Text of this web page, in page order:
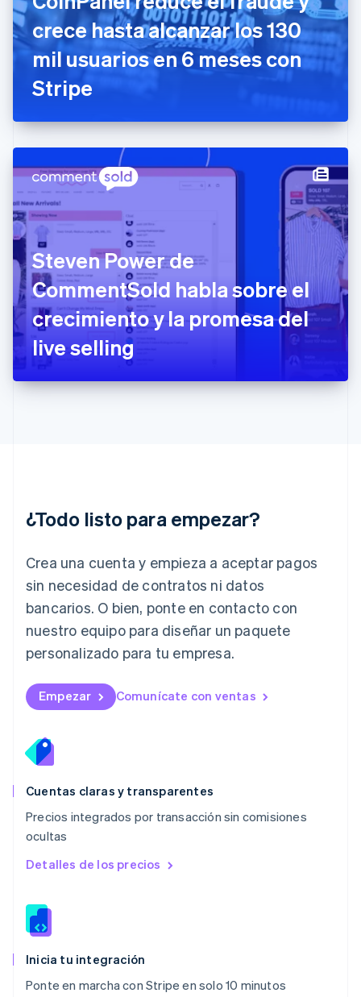
crece hasta alcanzar los 130
mil usuarios en 6 meses con
Stripe
Steven Power de
CommentSold habla sobre el
crecimiento y la promesa del
live selling
¿Todo listo para empezar?
Crea una cuenta y empieza a aceptar pagos
sin necesidad de contratos ni datos
bancarios. O bien, ponte en contacto con
nuestro equipo para diseñar un paquete
personalizado para tu empresa.
Empezar Comunícate con ventas
Cuentas claras y transparentes
Precios integrados por transacción sin comisiones
ocultas
Detalles de los precios
Inicia tu integración
Ponte en marcha con Stripe en solo 10 minutos
Emiratos Árabes Unidos
English
Eslovaquia
Eslovenia
España
Estados Unidos
EnglishEspañol简体中文
Estonia
English
Finlandia
EnglishSvenska
Francia
Français English
Gibraltar
English
Grecia
English
Hungría
India
Letonia
English
Deutsch English
Lituania
English
Luxemburgo
FrançaisDeutsch English
English 简体中文
English
México
Noruega
English
English
NederlandsEnglish
Polonia
English
RAE de Hong Kong, China
Reino Unido
English
English